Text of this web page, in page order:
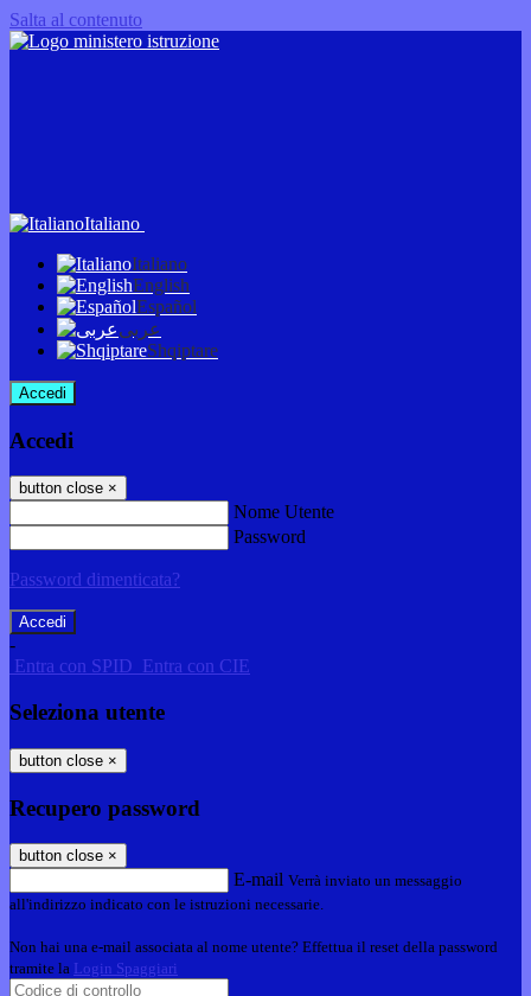
Salta al contenuto
Italiano
Italiano
English
Español
عربى
Shqiptare
Accedi
Accedi
button close ×
Nome Utente
Password
Password dimenticata?
-
Entra con SPID Entra con CIE
Seleziona utente
button close ×
Recupero password
button close ×
E-mail Verrà inviato un messaggio
all'indirizzo indicato con le istruzioni necessarie.
Non hai una e-mail associata al nome utente? Effettua il reset della password
tramite la Login Spaggiari